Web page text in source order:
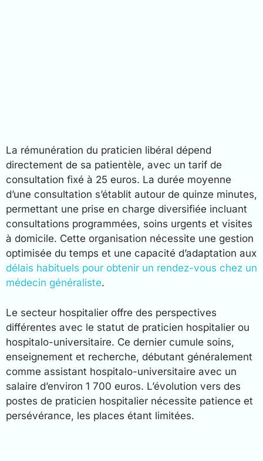
La rémunération du praticien libéral dépend
directement de sa patientèle, avec un tarif de
consultation fixé à 25 euros. La durée moyenne
d’une consultation s’établit autour de quinze minutes,
permettant une prise en charge diversifiée incluant
consultations programmées, soins urgents et visites
à domicile. Cette organisation nécessite une gestion
optimisée du temps et une capacité d’adaptation aux
délais habituels pour obtenir un rendez-vous chez un
médecin généraliste.
Le secteur hospitalier offre des perspectives
différentes avec le statut de praticien hospitalier ou
hospitalo-universitaire. Ce dernier cumule soins,
enseignement et recherche, débutant généralement
comme assistant hospitalo-universitaire avec un
salaire d’environ 1 700 euros. L’évolution vers des
postes de praticien hospitalier nécessite patience et
persévérance, les places étant limitées.